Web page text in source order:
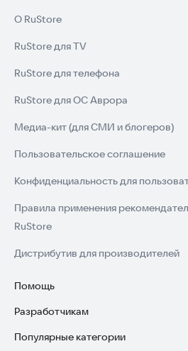
О RuStore
RuStore для TV
RuStore для телефона
RuStore для ОС Аврора
Медиа-кит (для СМИ и блогеров)
Пользовательское соглашение
Конфиденциальность для
Правила применения
RuStore
Дистрибутив для производителей
Помощь
Установка RuStore на TV
Установка RuStore на телефон
Разработчикам
Зарабатывать с RuStore
Популярные категории